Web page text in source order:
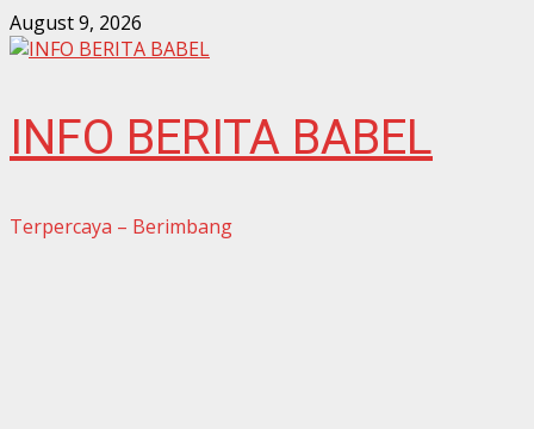
Skip
to
August 9, 2026
INFO BERITA BABEL
Terpercaya – Berimbang